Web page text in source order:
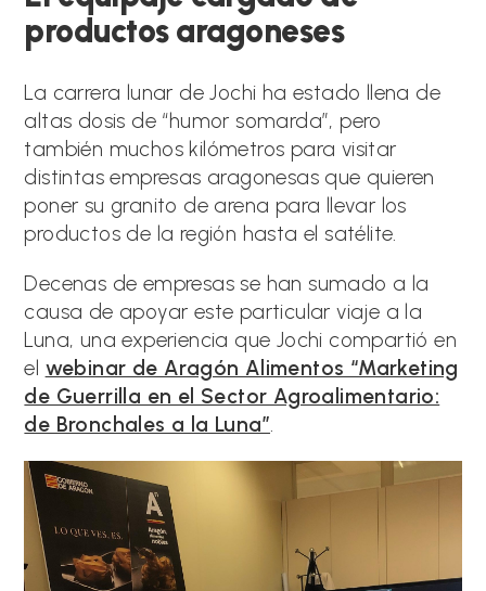
productos aragoneses
La carrera lunar de Jochi ha estado llena de
altas dosis de “humor somarda”, pero
también muchos kilómetros para visitar
distintas empresas aragonesas que quieren
poner su granito de arena para llevar los
productos de la región hasta el satélite.
Decenas de empresas se han sumado a la
causa de apoyar este particular viaje a la
Luna, una experiencia que Jochi compartió en
el webinar de Aragón Alimentos “Marketing
de Guerrilla en el Sector Agroalimentario:
de Bronchales a la Luna”.